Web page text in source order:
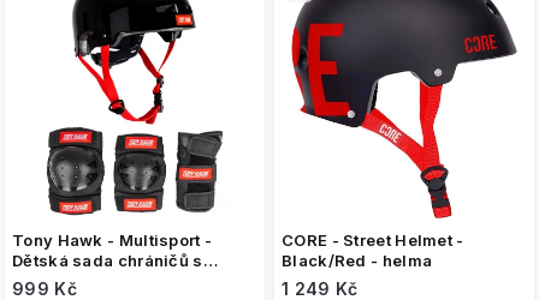
Tony Hawk - Multisport -
Dětská sada chráničů s
helmou
999 Kč
CORE - Street Helmet -
Black/Red - helma
1 249 Kč